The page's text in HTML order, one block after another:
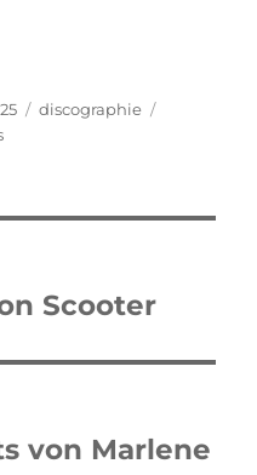
Kategorien
discographie
Scooter
von Marlene